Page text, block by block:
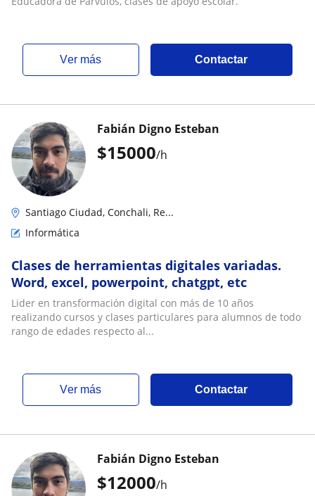
ver más Contactar
$15000/h
Fabián Digno Esteban
Santiago Ciudad, Conchali, Re...
Informática
Clases de herramientas digitales variadas.
Word, excel, powerpoint, chatgpt, etc
Lider en transformación digital con más de 10 años
realizando cursos y clases particulares para alumnos de todo
rango de edades respecto al...
ver más Contactar
$12000/h
Fabián Digno Esteban